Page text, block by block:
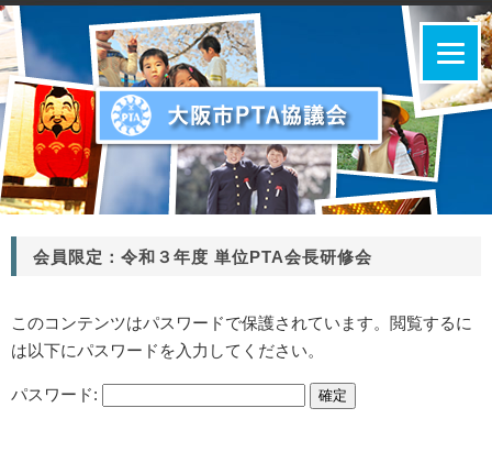
会員限定：令和３年度 単位PTA会長研修会
このコンテンツはパスワードで保護されています。閲覧するに
は以下にパスワードを入力してください。
パスワード: